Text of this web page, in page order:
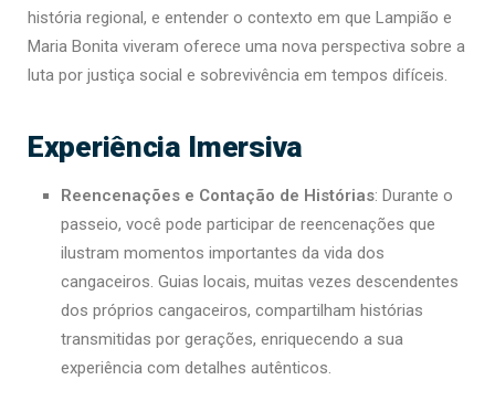
história regional, e entender o contexto em que Lampião e
Maria Bonita viveram oferece uma nova perspectiva sobre a
luta por justiça social e sobrevivência em tempos difíceis.
Experiência Imersiva
Reencenações e Contação de Histórias: Durante o
passeio, você pode participar de reencenações que
ilustram momentos importantes da vida dos
cangaceiros. Guias locais, muitas vezes descendentes
dos próprios cangaceiros, compartilham histórias
transmitidas por gerações, enriquecendo a sua
experiência com detalhes autênticos.